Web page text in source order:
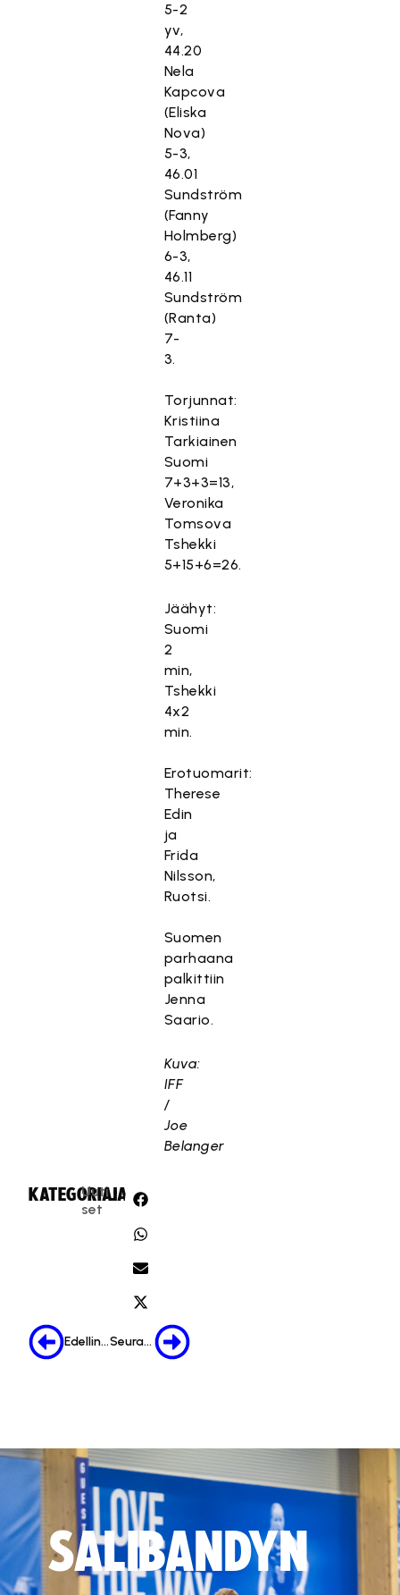
5-2
yv,
44.20
Nela
Kapcova
(Eliska
Nova)
5-3,
46.01
Sundström
(Fanny
Holmberg)
6-3,
46.11
Sundström
(Ranta)
7-
3.
Torjunnat:
Kristiina
Tarkiainen
Suomi
7+3+3=13,
Veronika
Tomsova
Tshekki
5+15+6=26.
Jäähyt:
Suomi
2
min,
Tshekki
4x2
min.
Erotuomarit:
Therese
Edin
ja
Frida
Nilsson,
Ruotsi.
Suomen
parhaana
palkittiin
Jenna
Saario.
Kuva:
IFF
/
Joe
Belanger
KATEGORIA:
Uuti
set
JAA:
Edellinen Seuraava
SALIBANDYN